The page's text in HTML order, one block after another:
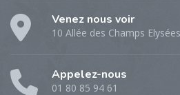
Venez nous voir
10 Allée des Champs
Appelez-nous
01 80 85 94 61